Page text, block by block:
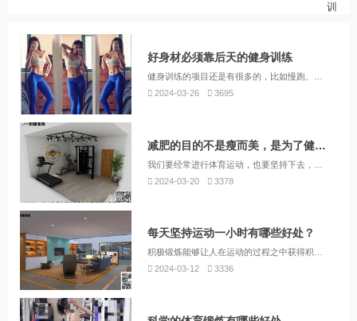
训
好身材必须靠后天的健身训练
2024-03-26
3695
减肥的目的不是瘦而美，是为了健康美
2024-03-20
3378
每天坚持运动一小时有哪些好处？
积极锻炼能够让人在运动的过程之中获得积极和兴奋的情绪，积极锻炼的人群也有着更加健康的精神面貌，这种种好处对于人体健康而言有着诸多的意义，坚持锻炼才能够获得更好的身体状况，为自己的健康带来各个方面的保障。
2024-03-12
3336